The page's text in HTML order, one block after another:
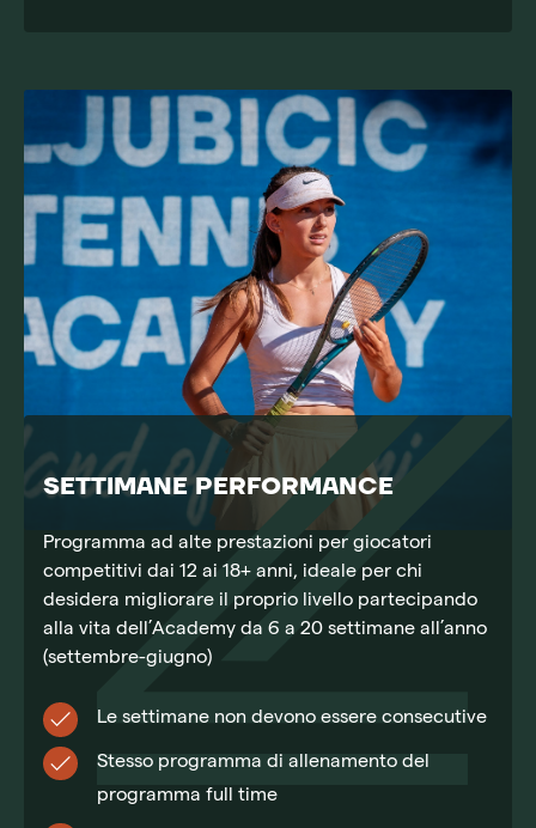
SETTIMANE PERFORMANCE
Programma ad alte prestazioni per giocatori
competitivi dai 12 ai 18+ anni, ideale per chi
desidera migliorare il proprio livello partecipando
alla vita dell’Academy da 6 a 20 settimane all’anno
(settembre-giugno)
Le settimane non devono essere consecutive
Stesso programma di allenamento del
programma full time